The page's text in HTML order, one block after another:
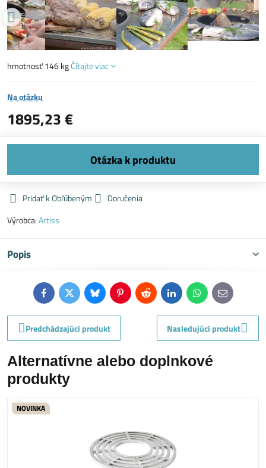
hmotnosť 146 kgČítajte viac
Na otázku
1895,23 €
Pridať k Obľúbeným
Doručenia
Výrobca:Artiss
Popis
FacebookTwitterBlueskyPinterestReddit LinkedInWhatsApp
E-
mail
Predchádzajúci produkt
Nasledujúci produkt
Alternatívne alebo doplnkové
produkty
NOVINKA